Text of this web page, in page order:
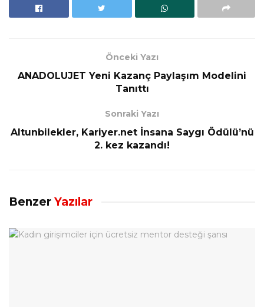
Önceki Yazı
ANADOLUJET Yeni Kazanç Paylaşım Modelini
Tanıttı
Sonraki Yazı
Altunbilekler, Kariyer.net İnsana Saygı Ödülü’nü
2. kez kazandı!
Benzer Yazılar